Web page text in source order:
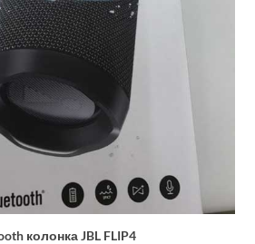
колонка JBL FLIP4